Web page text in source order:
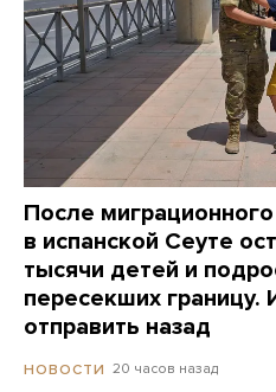
После миграционного
в испанской Сеуте
тысячи детей и
пересекших границу.
отправить назад
НОВОСТИ 20 часов назад